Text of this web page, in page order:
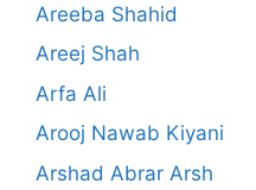
Areeba Shahid
Areej Shah
Arfa Ali
Arooj Nawab Kiyani
Arshad Abrar Arsh